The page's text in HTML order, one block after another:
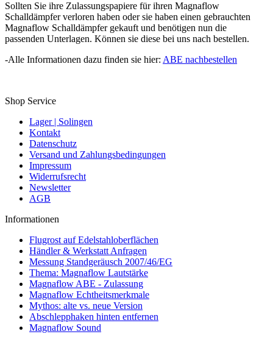
Sollten Sie ihre Zulassungspapiere für ihren Magnaflow
Schalldämpfer verloren haben oder sie haben einen gebrauchten
Magnaflow Schalldämpfer gekauft und benötigen nun die
passenden Unterlagen. Können sie diese bei uns nach bestellen.
-Alle Informationen dazu finden sie hier: ABE nachbestellen
Shop Service
Lager | Solingen
Kontakt
Datenschutz
Versand und Zahlungsbedingungen
Impressum
Widerrufsrecht
Newsletter
AGB
Informationen
Flugrost auf Edelstahloberflächen
Händler & Werkstatt Anfragen
Messung Standgeräusch 2007/46/EG
Thema: Magnaflow Lautstärke
Magnaflow ABE - Zulassung
Magnaflow Echtheitsmerkmale
Mythos: alte vs. neue Version
Abschlepphaken hinten entfernen
Magnaflow Sound